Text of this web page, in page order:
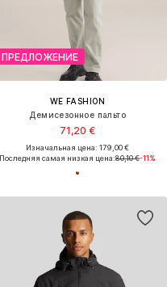
ПРЕДЛОЖЕНИЕ
WE FASHION
Демисезонное пальто
71,20 €
Изначальная цена: 179,00 €
Последняя самая низкая цена:80,10 €-11%